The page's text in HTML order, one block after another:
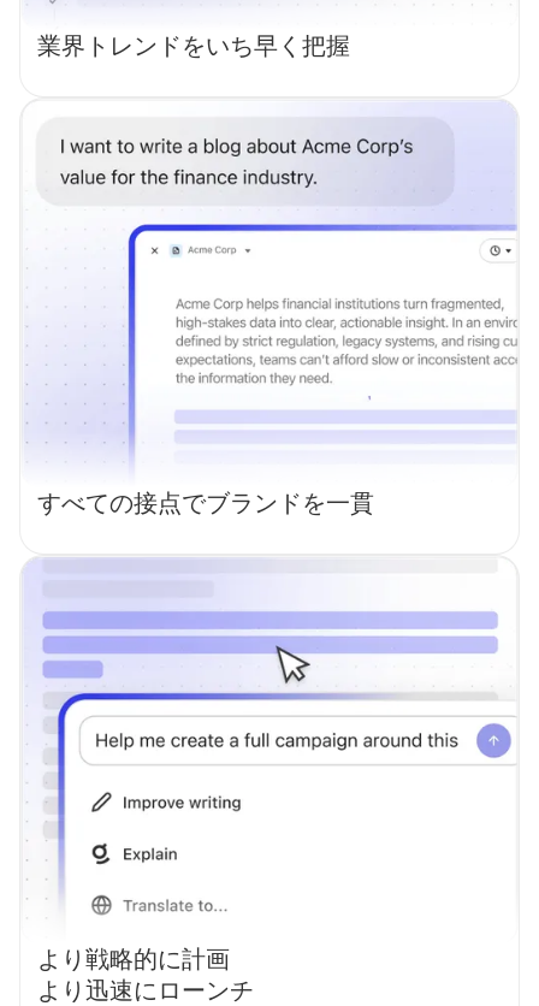
業界トレンドをいち早く把握
すべての接点でブランドを一貫
より戦略的に計画
より迅速にローンチ